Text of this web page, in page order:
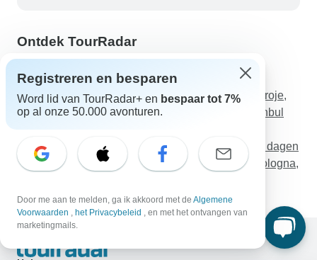
Ontdek TourRadar
Mexico Rondreizen
Griekenland Rondreizen
6 DAGEN - Turkije Rondreis (Istanbul, Gallipoli, Troje,
Pergamon, Efeze, Pamukkale, Fethiye) : Van Istanbul
Schitterende verkenningstocht door Thailand - 12 dagen
Rondreis langs Rome, Assisi, Siena, Florence, Bologna,
Registreren en besparen
Word lid van TourRadar+ en bespaar tot 7%
op al onze 50.000 avonturen.
Door me aan te melden, ga ik akkoord met de Algemene
Voorwaarden , het Privacybeleid , en met het ontvangen van
marketingmails.